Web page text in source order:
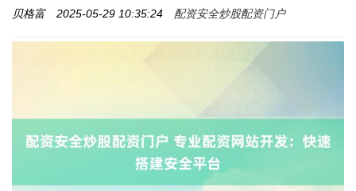
贝格富 2025-05-29 10:35:24 配资安全炒股配资门户